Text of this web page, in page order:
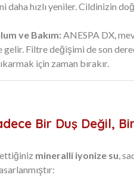
daha hızlı yeniler. Cildinizin
ve Bakım:ANESPA DX,
gelir. Filtre değişimi de son
için zaman bırakır.
Bir Duş Değil,
mineralli iyonize su,